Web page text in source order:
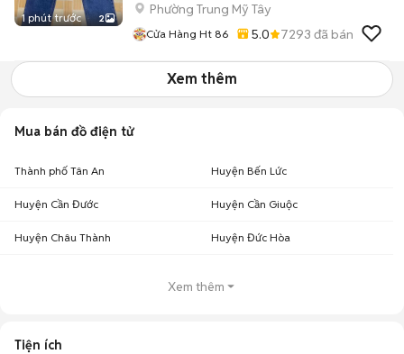
1 phút trước 2
Phường Trung Mỹ Tây
Cửa Hàng Ht 86 5.0 7293 đã bán
Xem thêm
Mua bán đồ điện tử
Thành phố Tân An Huyện Bến Lức
Huyện Cần Đước Huyện Cần Giuộc
Huyện Châu Thành Huyện Đức Hòa
Xem thêm
Tiện ích